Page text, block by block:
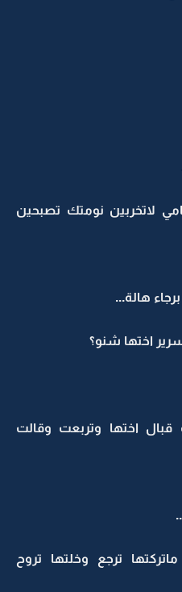
لاتخربين نومتك تصبحين
هالة...
اختها شنو؟
اختها وتربعت وقالت
ترجع وخلتها تروح